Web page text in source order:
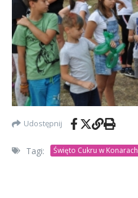
Udostępnij
Tagi: Święto Cukru w Konarach